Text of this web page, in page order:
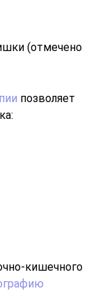
(отмечено
позволяет
кишечного